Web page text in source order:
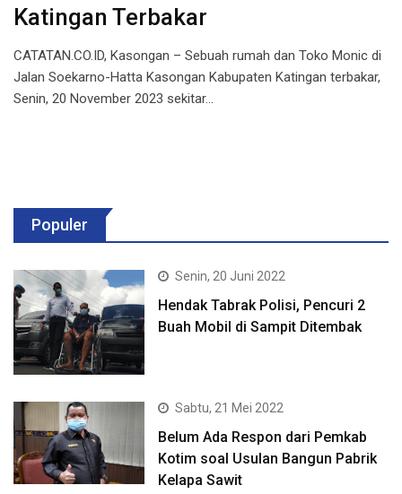
Katingan Terbakar
CATATAN.CO.ID, Kasongan – Sebuah rumah dan Toko Monic di
Jalan Soekarno-Hatta Kasongan Kabupaten Katingan terbakar,
Senin, 20 November 2023 sekitar…
Populer
Senin, 20 Juni 2022
Hendak Tabrak Polisi, Pencuri 2
Buah Mobil di Sampit Ditembak
Sabtu, 21 Mei 2022
Belum Ada Respon dari Pemkab
Kotim soal Usulan Bangun Pabrik
Kelapa Sawit